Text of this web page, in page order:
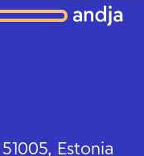
Estonia